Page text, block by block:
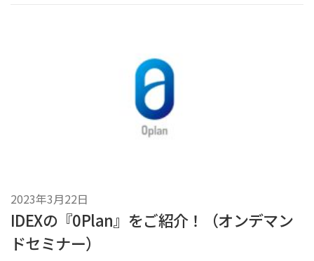
2023年3月22日
IDEXの『0Plan』をご紹介！（オンデマン
ドセミナー）